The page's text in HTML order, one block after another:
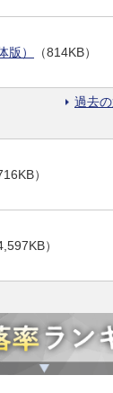
版） （814KB）
過去
）
）